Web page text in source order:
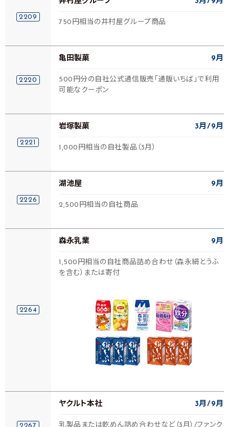
2209
750円相当の井村屋グループ商品
2220
亀田製菓 9月
500円分の自社公式通信販売「通販いちば」で利用
可能なクーポン
2221
岩塚製菓 3月 9月
1,000円相当の自社製品（3月）
2226
湖池屋 9月
2,500円相当の自社商品
2264
森永乳業 9月
1,500円相当の自社商品詰め合わせ（森永絹とうふ
を含む）または寄付
ヤクルト本社 3月 9月
乳製品または乾めん詰め合わせなど（3月）/ファンク